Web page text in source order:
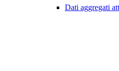
Dati aggregati